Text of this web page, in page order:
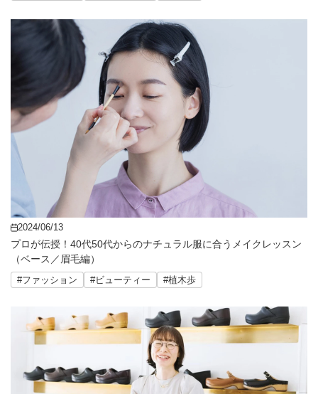
2024/06/13
プロが伝授！40代50代からのナチュラル服に合うメイクレッスン
（ベース／眉毛編）
#ファッション #ビューティー #植木歩